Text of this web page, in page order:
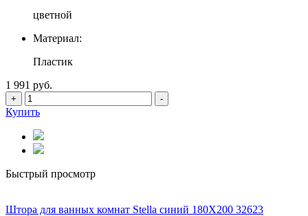
цветной
Материал:
Пластик
1 991 руб.
+ -
Купить
Быстрый просмотр
Штора для ванных комнат Stella синий 180Х200 32623